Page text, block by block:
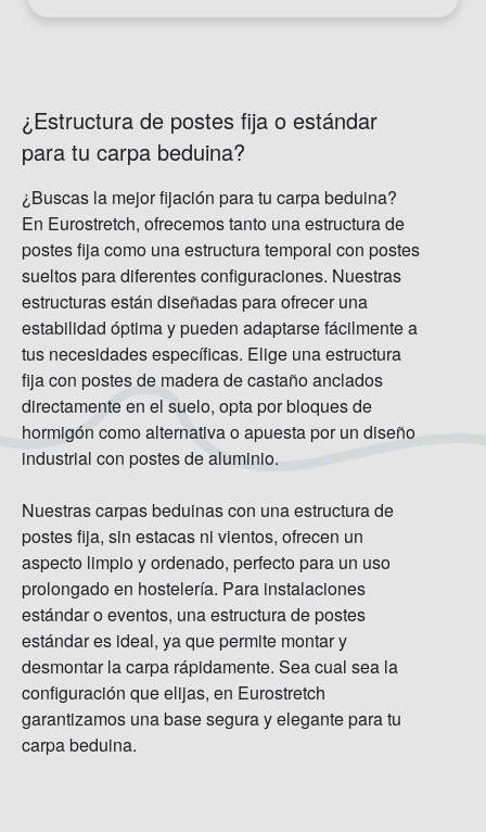
¿Estructura de postes fija o estándar
para tu carpa beduina?
¿Buscas la mejor fijación para tu carpa beduina?
En Eurostretch, ofrecemos tanto una estructura de
postes fija como una estructura temporal con postes
sueltos para diferentes configuraciones. Nuestras
estructuras están diseñadas para ofrecer una
estabilidad óptima y pueden adaptarse fácilmente a
tus necesidades específicas. Elige una estructura
fija con postes de madera de castaño anclados
directamente en el suelo, opta por bloques de
hormigón como alternativa o apuesta por un diseño
industrial con postes de aluminio.
Nuestras carpas beduinas con una estructura de
postes fija, sin estacas ni vientos, ofrecen un
aspecto limpio y ordenado, perfecto para un uso
prolongado en hostelería. Para instalaciones
estándar o eventos, una estructura de postes
estándar es ideal, ya que permite montar y
desmontar la carpa rápidamente. Sea cual sea la
configuración que elijas, en Eurostretch
garantizamos una base segura y elegante para tu
carpa beduina.